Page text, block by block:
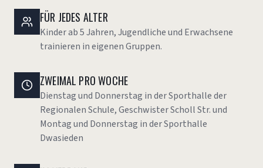
FÜR JEDES ALTER
Kinder ab 5 Jahren, Jugendliche und Erwachsene
trainieren in eigenen Gruppen.
ZWEIMAL PRO WOCHE
Dienstag und Donnerstag in der Sporthalle der
Regionalen Schule, Geschwister Scholl Str. und
Montag und Donnerstag in der Sporthalle
Dwasieden